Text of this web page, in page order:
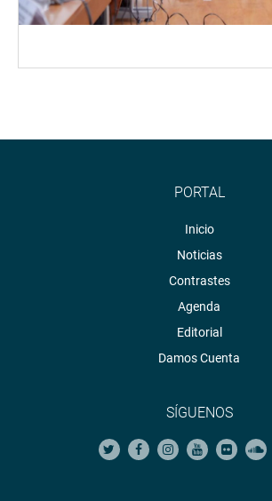
PORTAL
Inicio
Noticias
Contrastes
Agenda
Editorial
Damos Cuenta
SÍGUENOS